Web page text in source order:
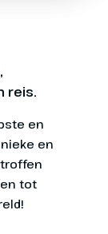
reis.
en
en
tot
vanaf
overige
seizoen
14
vanaf
seizoen
14
vanaf
overige
seizoen